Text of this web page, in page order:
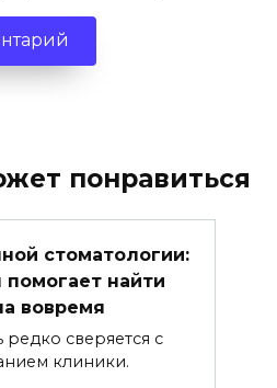
понравиться
стоматологии:
помогает найти
вовремя
редко сверяется с
клиники.